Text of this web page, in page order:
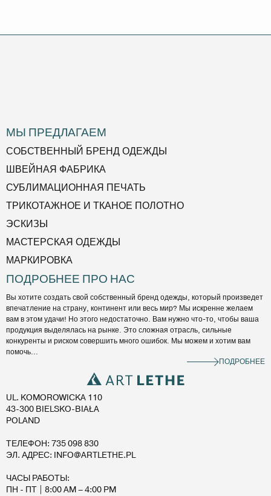
МЫ ПРЕДЛАГАЕМ
СОБСТВЕННЫЙ БРЕНД ОДЕЖДЫ
ШВЕЙНАЯ ФАБРИКА
СУБЛИМАЦИОННАЯ ПЕЧАТЬ
ТРИКОТАЖНОЕ И ТКАНОЕ ПОЛОТНО
ЭСКИЗЫ
МАСТЕРСКАЯ ОДЕЖДЫ
МАРКИРОВКА
ПОДРОБНЕЕ ПРО НАС
Вы хотите создать свой собственный бренд одежды, который произведет
впечатление на страну, континент или весь мир? Мы искренне желаем
вам в этом удачи! Но этого недостаточно. Вам нужно что-то, чтобы ваша
продукция выделялась на рынке. Это сложная отрасль, сильные
конкуренты и риском совершить много ошибок. Мы можем и хотим вам
помочь...
ПОДРОБНЕЕ
UL. KOMOROWICKA 110
43-300 BIELSKO-BIAŁA
POLAND
ТЕЛЕФОН: 735 098 830
ЭЛ. АДРЕС: INFO@ARTLETHE.PL
ЧАСЫ РАБОТЫ:
ПН - ПТ | 8:00 AM – 4:00 PM